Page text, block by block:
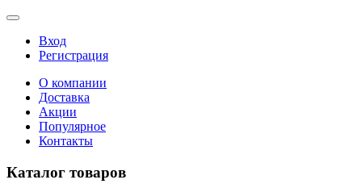
Вход
Регистрация
О компании
Доставка
Акции
Популярное
Контакты
Каталог товаров